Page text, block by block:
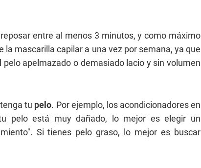
entre al menos 3 minutos, y como máximo
mascarilla capilar a una vez por semana, ya que
apelmazado o demasiado lacio y sin volumen
tu pelo. Por ejemplo, los acondicionadores en
pelo está muy dañado, lo mejor es elegir un
Si tienes pelo graso, lo mejor es buscar